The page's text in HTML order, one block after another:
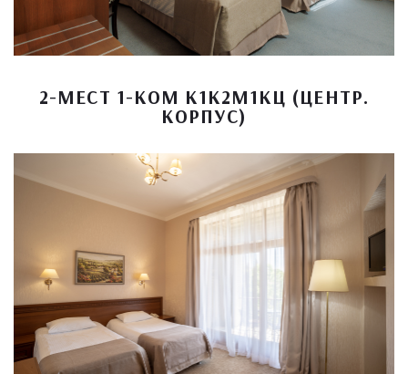
2-МЕСТ 1-КОМ К1К2М1КЦ (ЦЕНТР.
КОРПУС)